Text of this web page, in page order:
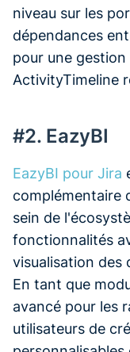
niveau sur les
dépendances
pour une
ActivityTimeline
#2. EazyBI
EazyBI pour Jira
complémentaire
sein de
fonctionnalités
visualisation des
En tant que
avancé pour les
utilisateurs de